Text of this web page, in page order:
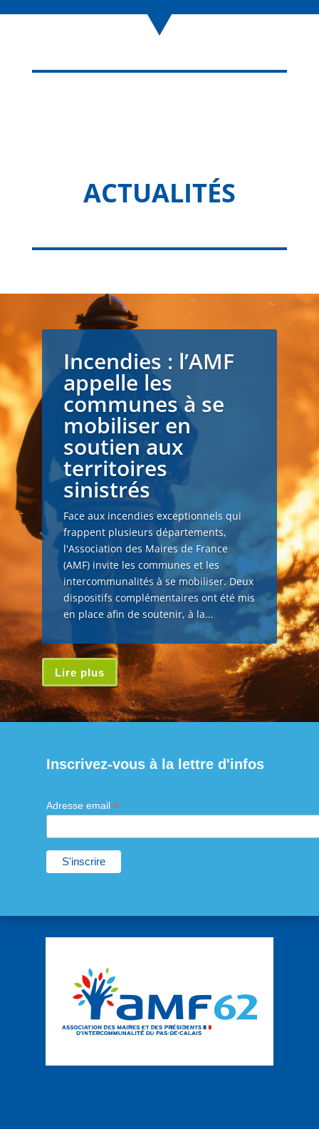
ACTUALITÉS
Incendies : l’AMF
appelle les
communes à se
mobiliser en
soutien aux
territoires
sinistrés
Face aux incendies exceptionnels qui
frappent plusieurs départements,
l'Association des Maires de France
(AMF) invite les communes et les
intercommunalités à se mobiliser. Deux
dispositifs complémentaires ont été mis
en place afin de soutenir, à la...
Lire plus
Inscrivez-vous à la lettre d'infos
Adresse email *